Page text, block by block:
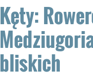
Kęty:
bliskich